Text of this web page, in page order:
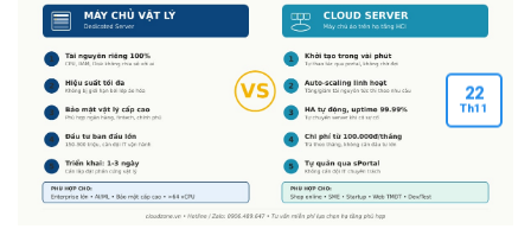
22
Th11